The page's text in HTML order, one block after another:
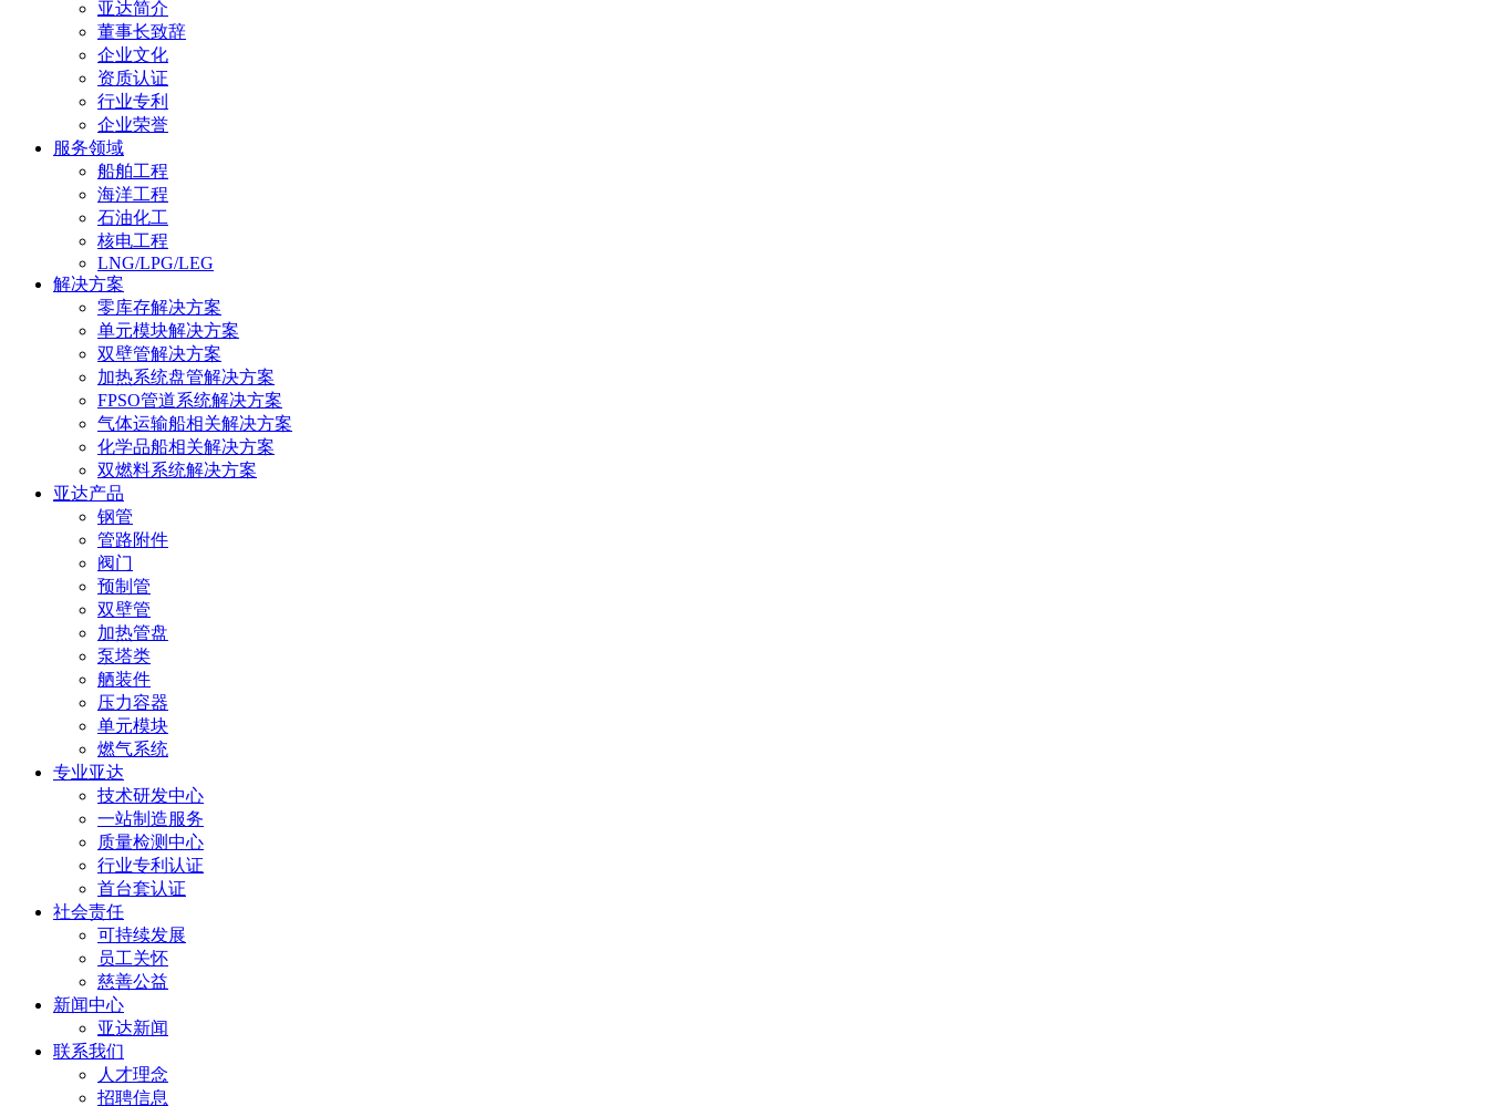
亚达简介
董事长致辞
企业文化
资质认证
行业专利
企业荣誉
服务领域
船舶工程
海洋工程
石油化工
核电工程
LNG/LPG/LEG
解决方案
零库存解决方案
单元模块解决方案
双壁管解决方案
加热系统盘管解决方案
FPSO管道系统解决方案
气体运输船相关解决方案
化学品船相关解决方案
双燃料系统解决方案
亚达产品
钢管
管路附件
阀门
预制管
双壁管
加热管盘
泵塔类
舾装件
压力容器
单元模块
燃气系统
专业亚达
技术研发中心
一站制造服务
质量检测中心
行业专利认证
首台套认证
社会责任
可持续发展
员工关怀
慈善公益
新闻中心
亚达新闻
联系我们
人才理念
招聘信息